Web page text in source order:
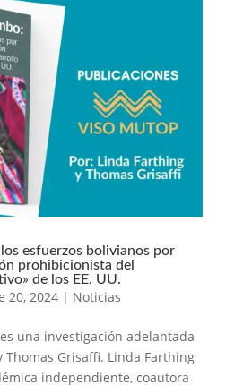
esfuerzos bolivianos por
prohibicionista del
de los EE. UU.
20, 2024| Noticias
es una investigación adelantada
Thomas Grisaffi. Linda Farthing
independiente, coautora